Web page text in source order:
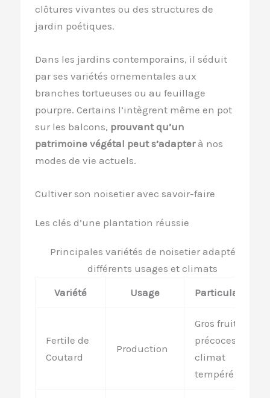
clôtures vivantes ou des structures de
jardin poétiques.
Dans les jardins contemporains, il séduit
par ses variétés ornementales aux
branches tortueuses ou au feuillage
pourpre. Certains l’intègrent même en pot
sur les balcons, prouvant qu’un
patrimoine végétal peut s’adapterà nos
modes de vie actuels.
Cultiver son noisetier avec savoir-faire
Les clés d’une plantation réussie
Principales variétés de noisetier adaptées à
différents usages et climats
Variété
Usage Particularités
Fertile de
Coutard
Production
Gros fruits
précoces,
climat
tempéré